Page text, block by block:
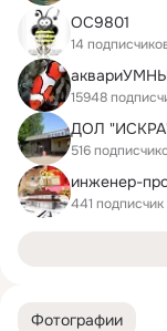
Фотографии
ОС9801
14
15948
ДОЛ
516
инженер-
441 подписчик